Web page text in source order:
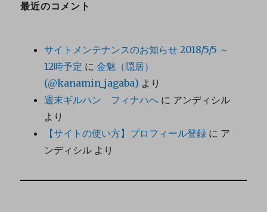
最近のコメント
サイトメンテナンスのお知らせ 2018/5/5 ～
12時予定 に金魅（隠居）
(@kanamin_jagaba) より
週末ギルハン フィナハへ に アンディシル
より
【サイトの使い方】プロフィール登録 に ア
ンディシル より